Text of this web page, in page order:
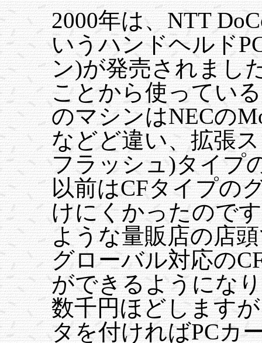
2000年は、NTT
いうハンドヘルド
ン)が発売されまし
ことから使ってい
のマシンはNECの
などど違い、拡張
フラッシュ)タイプ
以前はCFタイプの
けにくかったので
ような量販店の店
グローバル対応の
ができるようにな
数千円ほどします
タを付ければPCカ